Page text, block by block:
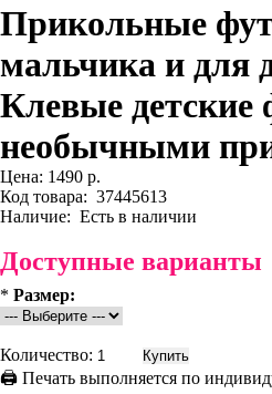
Прикольные
мальчика и для
Клевые детские
необычными
Цена: 1490 р.
Код товара: 37445613
Наличие: Есть в наличии
Доступные варианты
* Размер:
Количество:
🖨 Печать выполняется по